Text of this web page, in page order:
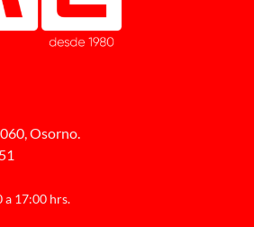
Osorno.
a 17:00 hrs.